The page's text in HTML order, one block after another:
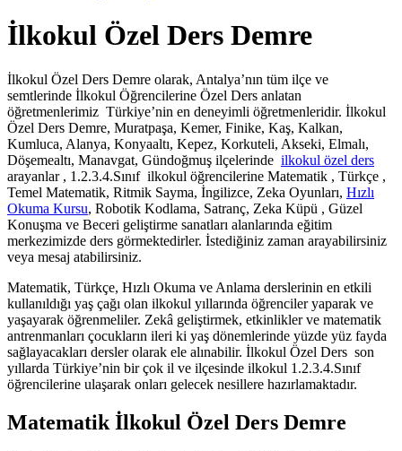
İlkokul Özel Ders Demre
İlkokul Özel Ders Demre olarak, Antalya’nın tüm ilçe ve
semtlerinde İlkokul Öğrencilerine Özel Ders anlatan
öğretmenlerimiz Türkiye’nin en deneyimli öğretmenleridir. İlkokul
Özel Ders Demre, Muratpaşa, Kemer, Finike, Kaş, Kalkan,
Kumluca, Alanya, Konyaaltı, Kepez, Korkuteli, Akseki, Elmalı,
Döşemealtı, Manavgat, Gündoğmuş ilçelerinde ilkokul özel ders
arayanlar , 1.2.3.4.Sınıf ilkokul öğrencilerine Matematik , Türkçe ,
Temel Matematik, Ritmik Sayma, İngilizce, Zeka Oyunları, Hızlı
Okuma Kursu, Robotik Kodlama, Satranç, Zeka Küpü , Güzel
Konuşma ve Beceri geliştirme sanatları alanlarında eğitim
merkezimizde ders görmektedirler. İstediğiniz zaman arayabilirsiniz
veya mesaj atabilirsiniz.
Matematik, Türkçe, Hızlı Okuma ve Anlama derslerinin en etkili
kullanıldığı yaş çağı olan ilkokul yıllarında öğrenciler yaparak ve
yaşayarak öğrenmeliler. Zekâ geliştirmek, etkinlikler ve matematik
antrenmanları çocukların ileri ki yaş dönemlerinde yüzde yüz fayda
sağlayacakları dersler olarak ele alınabilir. İlkokul Özel Ders son
yıllarda Türkiye’nin bir çok il ve ilçesinde ilkokul 1.2.3.4.Sınıf
öğrencilerine ulaşarak onları gelecek nesillere hazırlamaktadır.
Matematik İlkokul Özel Ders Demre